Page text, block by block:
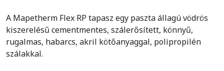
A Mapetherm Flex RP tapasz egy paszta állagú vödrös
kiszerelésű cementmentes, szálerősített, könnyű,
rugalmas, habarcs, akril kötőanyaggal, polipropilén
szálakkal.